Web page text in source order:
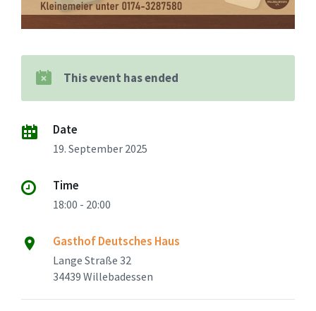
This event has ended
Date
19. September 2025
Time
18:00 - 20:00
Gasthof Deutsches Haus
Lange Straße 32
34439 Willebadessen